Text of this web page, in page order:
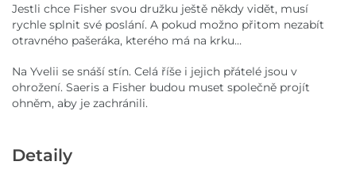
Jestli chce Fisher svou družku ještě někdy vidět, musí
rychle splnit své poslání. A pokud možno přitom nezabít
otravného pašeráka, kterého má na krku…
Na Yvelii se snáší stín. Celá říše i jejich přátelé jsou v
ohrožení. Saeris a Fisher budou muset společně projít
ohněm, aby je zachránili.
Detaily